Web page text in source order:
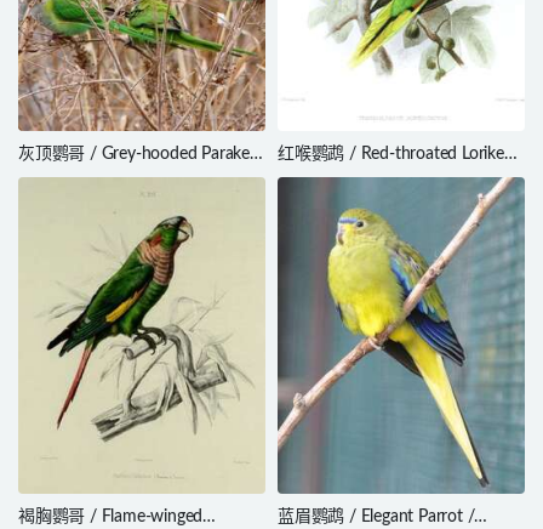
灰顶鹦哥 / Grey-hooded Parakeet
/ Psilopsiagon aymara
红喉鹦鹉 / Red-throated Lorikeet
/ Charmosyna amabilis
褐胸鹦哥 / Flame-winged
蓝眉鹦鹉 / Elegant Parrot /